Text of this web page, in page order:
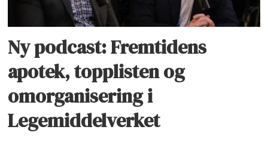
Ny podcast: Fremtidens
apotek, topplisten og
omorganisering i
Legemiddelverket